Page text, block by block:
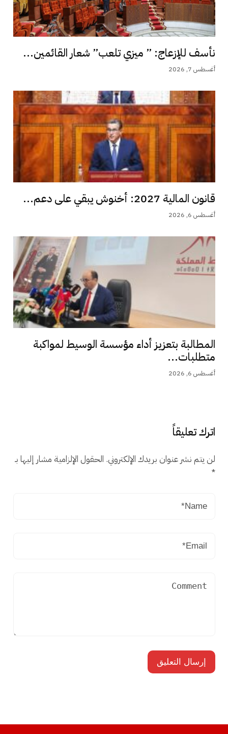
نأسف للإزعاج: ” ميزي تلعب” شعار القائمين...
أغسطس 7, 2026
قانون المالية 2027: أخنوش يبقي على دعم...
أغسطس 6, 2026
المطالبة بتعزيز أداء مؤسسة الوسيط لمواكبة
متطلبات...
أغسطس 6, 2026
اترك تعليقاً
لن يتم نشر عنوان بريدك الإلكتروني. الحقول الإلزامية مشار إليها بـ
*